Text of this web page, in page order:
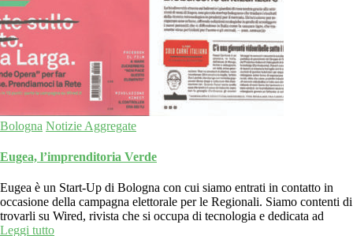
Bologna Notizie Aggregate
Eugea, l’imprenditoria Verde
Eugea è un Start-Up di Bologna con cui siamo entrati in contatto in
occasione della campagna elettorale per le Regionali. Siamo contenti di
trovarli su Wired, rivista che si occupa di tecnologia e dedicata ad
Leggi tutto